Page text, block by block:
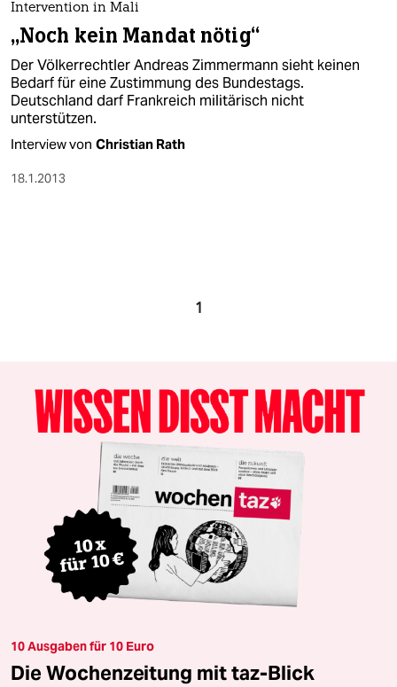
Intervention in Mali
„Noch kein Mandat nötig“
Der Völkerrechtler Andreas Zimmermann sieht keinen
Bedarf für eine Zustimmung des Bundestags.
Deutschland darf Frankreich militärisch nicht
unterstützen.
Interview von Christian Rath
18.1.2013
1
10 Ausgaben für 10 Euro
Die Wochenzeitung mit taz-Blick